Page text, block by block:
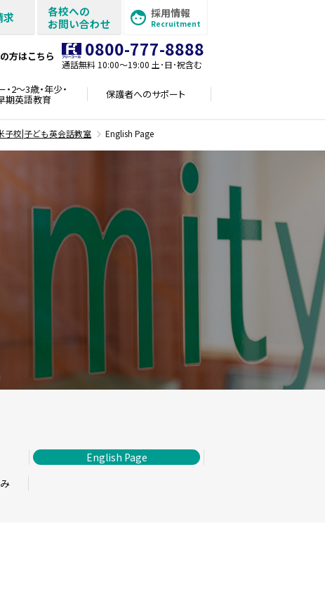
求
各校への
お問い合わせ
採用情報
Recruitment
方はこちら 0800-777-8888
通話無料 10:00〜19:00 土･日･祝含む
・2～3歳・年少・
期英語教育 保護者へのサポート
子校|子ども英会話教室 English Page
English Page